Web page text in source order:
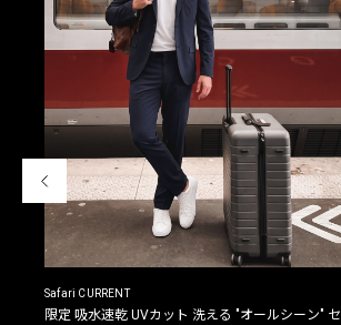
Safari CURRENT
限定 吸水速乾 UVカット 洗える "オールシーン" セ